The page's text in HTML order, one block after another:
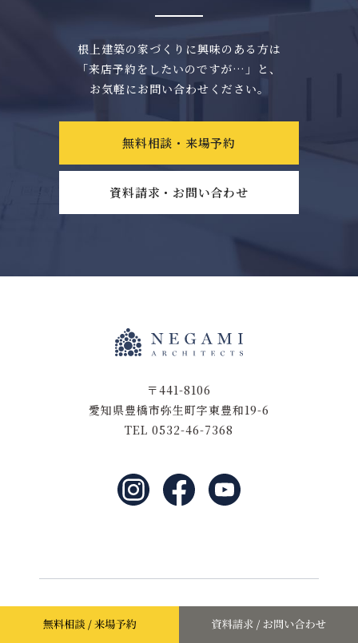
根上建築の家づくりに興味のある方は
「来店予約をしたいのですが…」と、
お気軽にお問い合わせください。
無料相談・来場予約
資料請求・お問い合わせ
〒441-8106
愛知県豊橋市弥生町字東豊和19-6
TEL 0532-46-7368